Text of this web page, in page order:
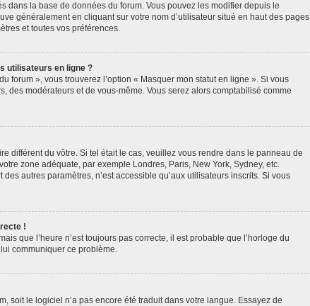
dans la base de données du forum. Vous pouvez les modifier depuis le
généralement en cliquant sur votre nom d’utilisateur situé en haut des pages
et toutes vos préférences.
utilisateurs en ligne ?
forum », vous trouverez l’option « Masquer mon statut en ligne ». Si vous
des modérateurs et de vous-même. Vous serez alors comptabilisé comme
différent du vôtre. Si tel était le cas, veuillez vous rendre dans le panneau de
zone adéquate, par exemple Londres, Paris, New York, Sydney, etc.
autres paramètres, n’est accessible qu’aux utilisateurs inscrits. Si vous
!
que l’heure n’est toujours pas correcte, il est probable que l’horloge du
communiquer ce problème.
soit le logiciel n’a pas encore été traduit dans votre langue. Essayez de